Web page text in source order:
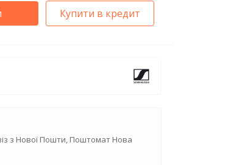
Купити в кредит
з Нової Пошти, Поштомат Нова